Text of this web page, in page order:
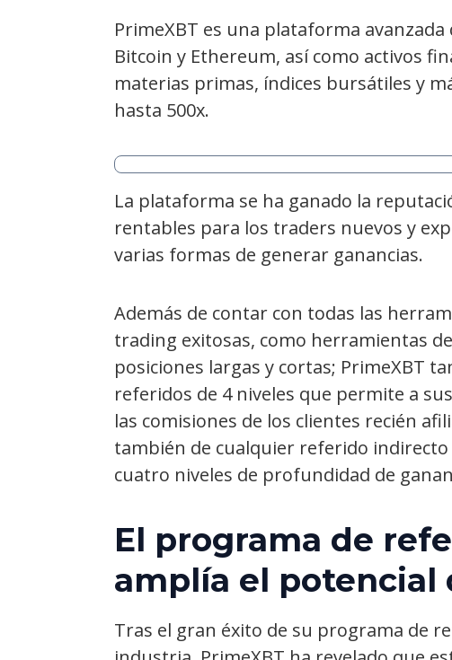
PrimeXBT es una plataforma
Bitcoin y Ethereum, así como activos
materias primas, índices bursátiles y
hasta 500x.
La plataforma se ha ganado la
rentables para los traders nuevos y
varias formas de generar ganancias.
Además de contar con todas las
trading exitosas, como herramientas
posiciones largas y cortas; PrimeXBT
referidos de 4 niveles que permite a
las comisiones de los clientes recién
también de cualquier referido
cuatro niveles de profundidad de
El programa de
amplía el potencial
Tras el gran éxito de su programa de